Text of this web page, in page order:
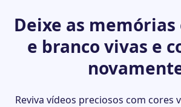
Deixe as
e branco vivas e
Reviva vídeos preciosos com cores